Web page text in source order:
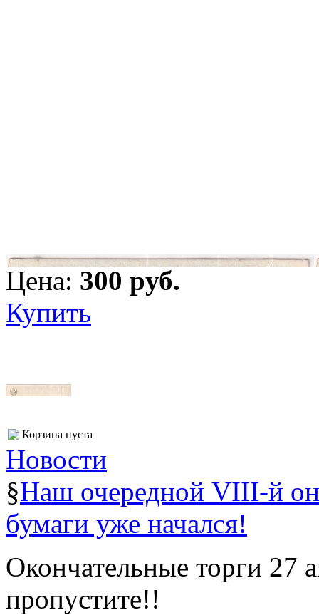
Цена: 300 pуб.
Купить
Корзина пуста
Новости
§Наш очередной VIII-й
бумаги уже начался!
Окончательные торги 27
пропустите!!